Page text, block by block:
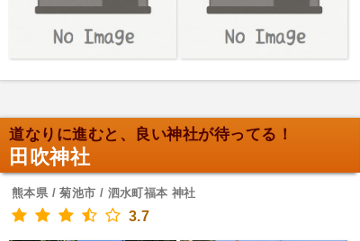
道なりに進むと、良い神社が待ってる！
田吹神社
熊本県 / 菊池市 / 泗水町福本 神社
3.7